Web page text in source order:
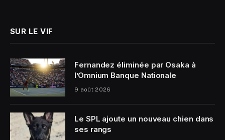
SUR LE VIF
Fernandez éliminée par Osaka à
l’Omnium Banque Nationale
9 août 2026
Le SPL ajoute un nouveau chien dans
ses rangs